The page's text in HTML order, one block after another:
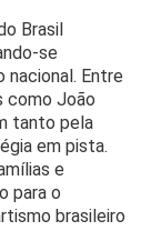
Brasil
se
nacional. Entre
como João
tanto pela
em pista.
e
para o
brasileiro